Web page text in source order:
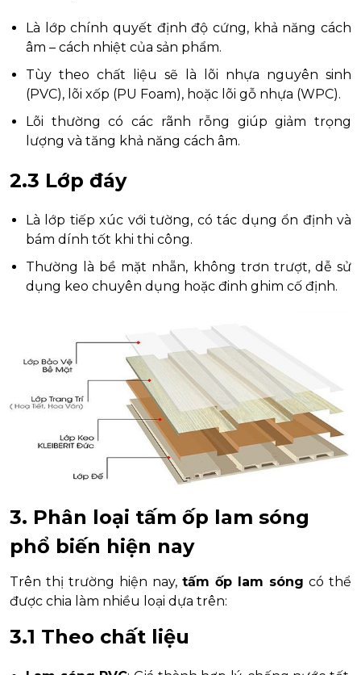
Là lớp chính quyết định độ cứng, khả năng cách
âm – cách nhiệt của sản phẩm.
Tùy theo chất liệu sẽ là lõi nhựa nguyên sinh
(PVC), lõi xốp (PU Foam), hoặc lõi gỗ nhựa (WPC).
Lõi thường có các rãnh rỗng giúp giảm trọng
lượng và tăng khả năng cách âm.
2.3 Lớp đáy
Là lớp tiếp xúc với tường, có tác dụng ổn định và
bám dính tốt khi thi công.
Thường là bề mặt nhẵn, không trơn trượt, dễ sử
dụng keo chuyên dụng hoặc đinh ghim cố định.
3. Phân loại tấm ốp lam sóng
phổ biến hiện nay
Trên thị trường hiện nay, tấm ốp lam sóng có thể
được chia làm nhiều loại dựa trên:
3.1 Theo chất liệu